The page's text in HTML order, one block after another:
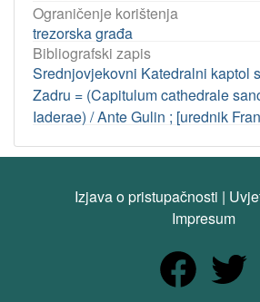
Ograničenje korištenja
trezorska građa
Bibliografski zapis
Srednjovjekovni Katedralni kaptol
Zadru = (Capitulum cathedrale
Iaderae) / Ante Gulin ; [urednik
Izjava o pristupačnosti |
Impresum